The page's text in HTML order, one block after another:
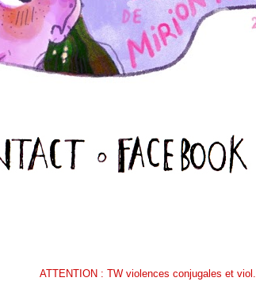
ATTENTION : TW violences conjugales et viol.